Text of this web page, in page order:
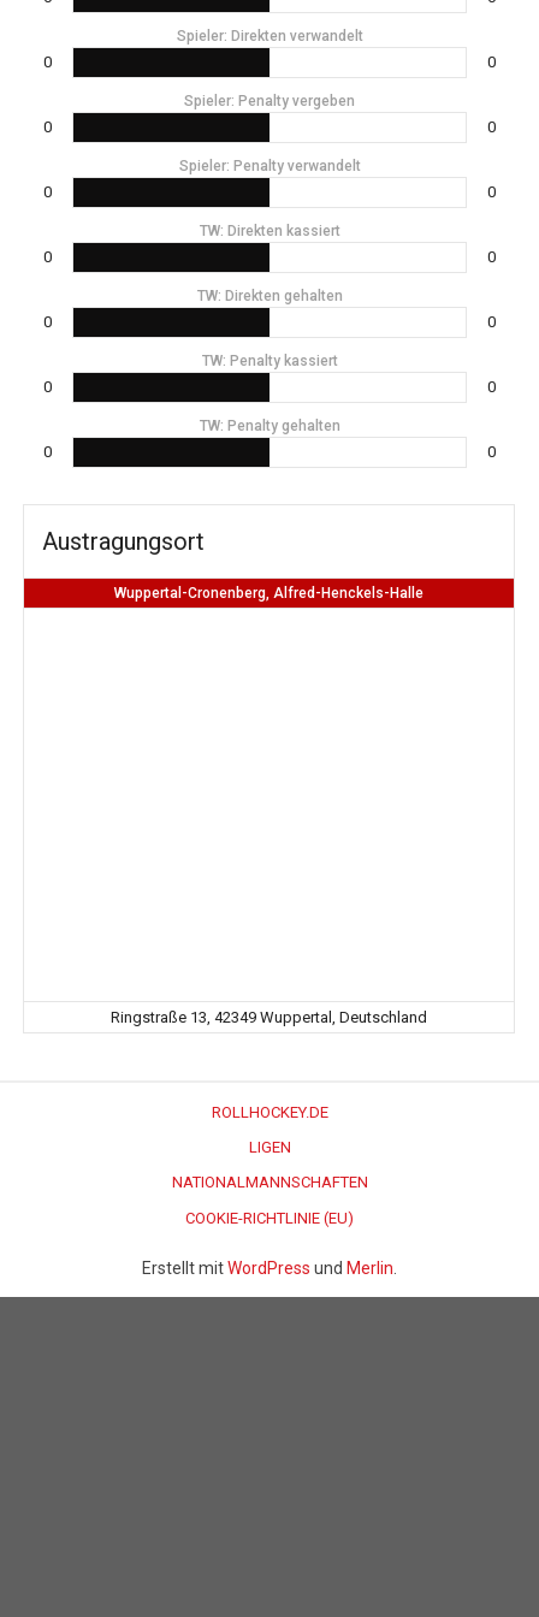
Spieler: Direkten verwandelt
0 0
Spieler: Penalty vergeben
0 0
Spieler: Penalty verwandelt
0 0
TW: Direkten kassiert
0 0
TW: Direkten gehalten
0 0
TW: Penalty kassiert
0 0
TW: Penalty gehalten
0 0
Austragungsort
Wuppertal-Cronenberg, Alfred-Henckels-Halle
Ringstraße 13, 42349 Wuppertal, Deutschland
ROLLHOCKEY.DE
LIGEN
NATIONALMANNSCHAFTEN
COOKIE-RICHTLINIE (EU)
Erstellt mitWordPress und Merlin